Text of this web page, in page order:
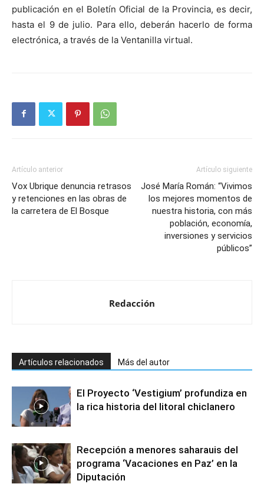
publicación en el Boletín Oficial de la Provincia, es decir,
hasta el 9 de julio. Para ello, deberán hacerlo de forma
electrónica, a través de la Ventanilla virtual.
Artículo anterior
Vox Ubrique denuncia retrasos
y retenciones en las obras de
la carretera de El Bosque
Artículo siguiente
José María Román: “Vivimos
los mejores momentos de
nuestra historia, con más
población, economía,
inversiones y servicios
públicos”
Redacción
Artículos relacionados Más del autor
El Proyecto ‘Vestigium’ profundiza en
la rica historia del litoral chiclanero
Recepción a menores saharauis del
programa ‘Vacaciones en Paz’ en la
Diputación